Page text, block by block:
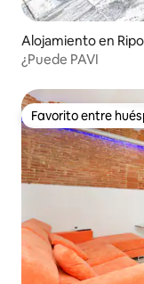
Alojamiento en
¿Puede PAVI
Favorito entre
Favorito entre